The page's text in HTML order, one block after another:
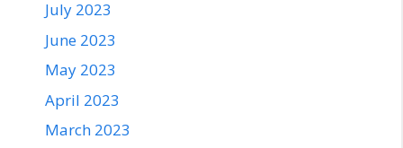
July 2023
June 2023
May 2023
April 2023
March 2023